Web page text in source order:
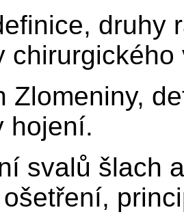
druhy
Zlomeniny,
hojení.
svalů šlach